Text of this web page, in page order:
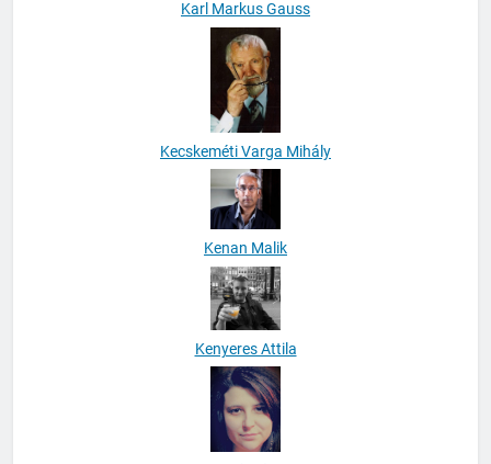
Karl Markus Gauss
Kecskeméti Varga Mihály
Kenan Malik
Kenyeres Attila